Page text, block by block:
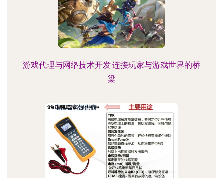
游戏代理与网络技术开发 连接玩家与游戏世界的桥
梁